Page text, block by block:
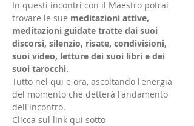
In questi incontri con il Maestro potrai
trovare le sue meditazioni attive,
meditazioni guidate tratte dai suoi
discorsi, silenzio, risate, condivisioni,
suoi video, letture dei suoi libri e dei
suoi tarocchi.
Tutto nel qui e ora, ascoltando l'energia
del momento che detterà l'andamento
dell'incontro.
Clicca sul link qui sotto